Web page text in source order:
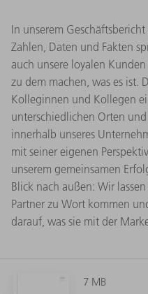
In unserem
Zahlen, Daten und Fakten
auch unsere loyalen
zu dem machen, was es ist.
Kolleginnen und Kollegen
unterschiedlichen Orten
innerhalb unseres
mit seiner eigenen
unserem gemeinsamen
Blick nach außen: Wir
Partner zu Wort kommen
darauf, was sie mit der
7 MB